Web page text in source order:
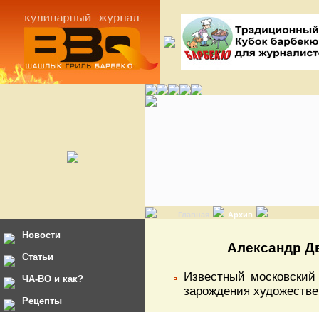
Главная Архив
Новости
Статьи
ЧА-ВО и как?
Рецепты
Александр
Известный
зарождения